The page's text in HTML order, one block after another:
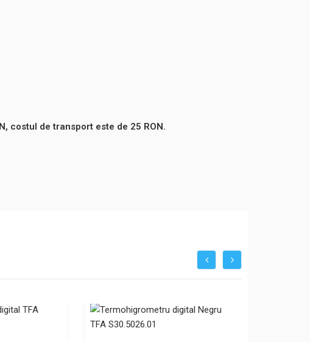
costul de transport este de 25 RON.